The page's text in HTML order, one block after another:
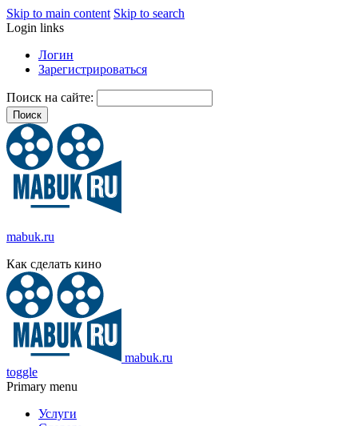
Skip to main content Skip to search
Login links
Логин
Зарегистрироваться
Поиск на сайте:
mabuk.ru
Как сделать кино
mabuk.ru
toggle
Primary menu
Услуги